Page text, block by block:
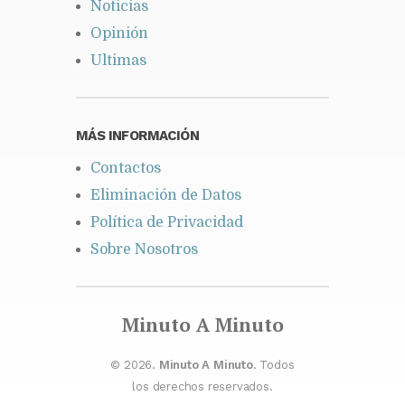
Noticias
Opinión
Ultimas
MÁS INFORMACIÓN
Contactos
Eliminación de Datos
Política de Privacidad
Sobre Nosotros
Minuto A Minuto
© 2026. Minuto A Minuto. Todos
los derechos reservados.